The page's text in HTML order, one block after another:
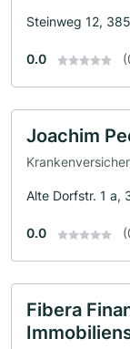
Steinweg 12,
0.0
Joachim
Alte Dorfstr. 1 a,
0.0
Fibera